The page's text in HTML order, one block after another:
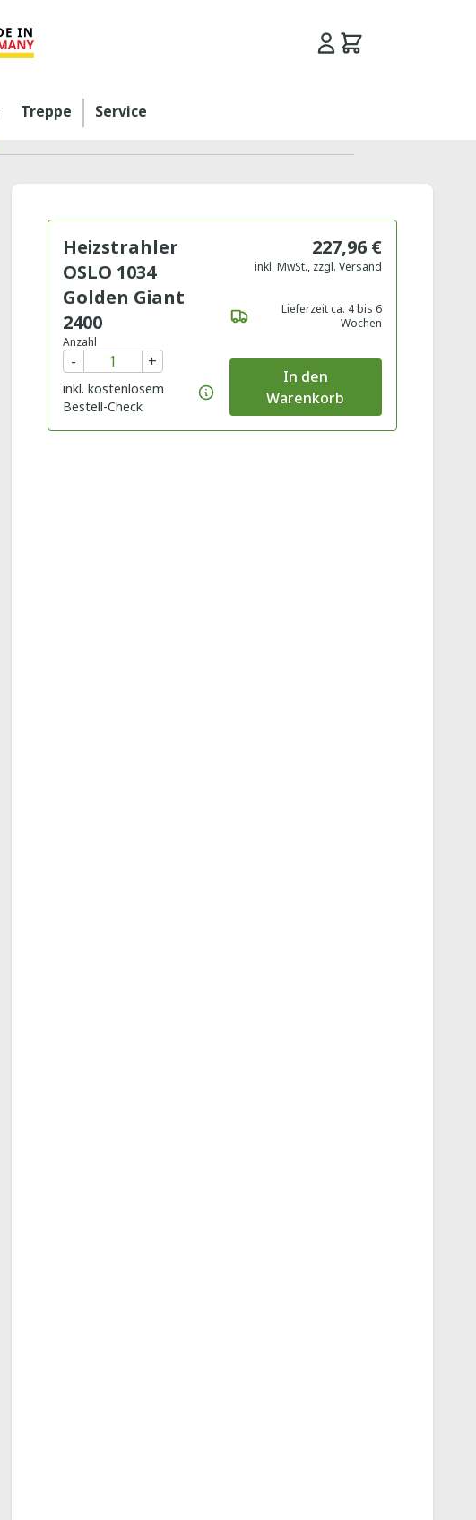
Treppe
Service
Heizstrahler
OSLO 1034
Golden Giant
2400
Anzahl
- +
inkl. kostenlosem
Bestell-Check
227,96 €
inkl. MwSt., zzgl. Versand
Lieferzeit ca. 4 bis 6
Wochen
In den
Warenkorb